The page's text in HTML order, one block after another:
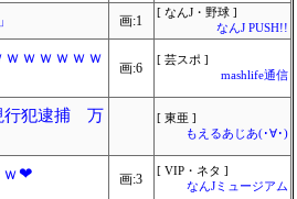
画:1
[ なんJ・野球 ]
なんJ PUSH!!
ｗｗｗｗｗ
画:6
[ 芸スポ ]
mashlife通信
行犯逮捕 万
[ 東亜 ]
もえるあじあ(･∀･)
ｗ❤ 画:3
[ VIP・ネタ ]
なんJミュージアム